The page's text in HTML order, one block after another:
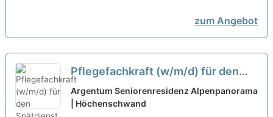
zum Angebot
Pflegefachkraft (w/m/d) für den
Spätdienst - Werden Sie Teil
unseres Teams!
Argentum Seniorenresidenz Alpenpanorama
| Höchenschwand